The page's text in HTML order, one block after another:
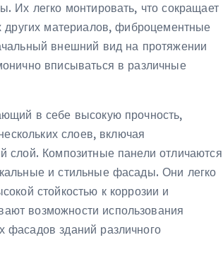
Их легко монтировать, что сокращает
других материалов, фиброцементные
внешний вид на протяжении
вписываться в различные
в себе высокую прочность,
слоев, включая
слой. Композитные панели отличаются
и стильные фасады. Они легко
стойкостью к коррозии и
возможности использования
фасадов зданий различного